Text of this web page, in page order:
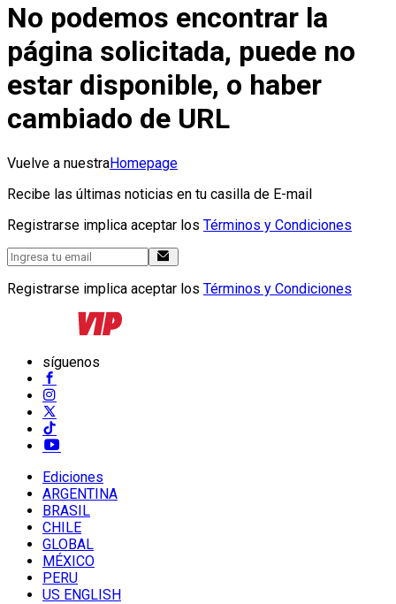
No podemos encontrar la
página solicitada, puede no
estar disponible, o haber
cambiado de URL
Vuelve a nuestraHomepage
Recibe las últimas noticias en tu casilla de E-mail
Registrarse implica aceptar los Términos y Condiciones
Registrarse implica aceptar los Términos y Condiciones
síguenos
Ediciones
ARGENTINA
BRASIL
CHILE
GLOBAL
MÉXICO
PERU
US ENGLISH